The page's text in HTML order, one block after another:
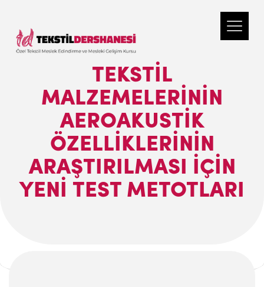
TEKSTIL
MALZEMELERININ
AEROAKUSTIK
ÖZELLIKLERININ
ARAŞTIRILMASI IÇIN
YENI TEST METOTLARI